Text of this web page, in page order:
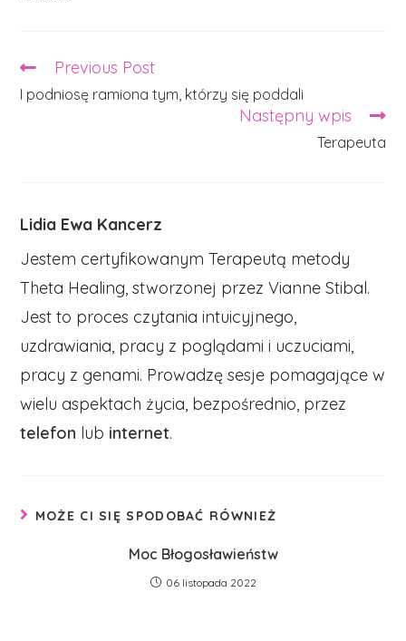
Read
articles
Previous Post
I podniosę ramiona tym, którzy się poddali
Następny wpis
Terapeuta
Lidia Ewa Kancerz
Jestem certyfikowanym Terapeutą metody
Theta Healing, stworzonej przez Vianne Stibal.
Jest to proces czytania intuicyjnego,
uzdrawiania, pracy z poglądami i uczuciami,
pracy z genami. Prowadzę sesje pomagające w
wielu aspektach życia, bezpośrednio, przez
telefon lub internet.
MOŻE CI SIĘ SPODOBAĆ RÓWNIEŻ
Moc Błogosławieństw
06 listopada 2022